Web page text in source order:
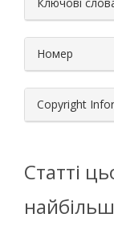
Номер
Copyright
Статті